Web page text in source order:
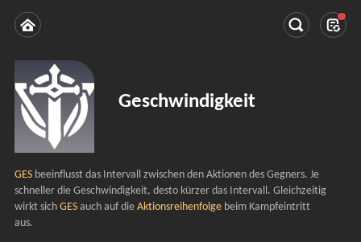
Geschwindigkeit
GES beeinflusst das Intervall zwischen den Aktionen des Gegners. Je
schneller die Geschwindigkeit, desto kürzer das Intervall. Gleichzeitig
wirkt sich GES auch auf die Aktionsreihenfolge beim Kampfeintritt
aus.